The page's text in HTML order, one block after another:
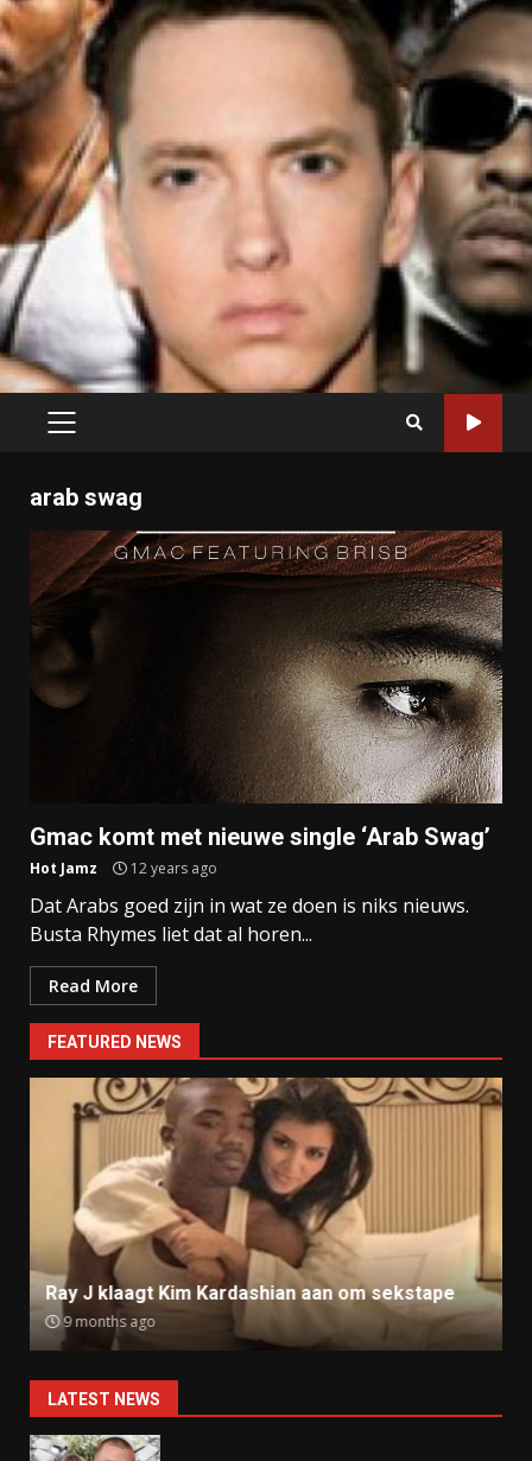
PRIMARY
arab swag
Gmac komt met nieuwe single ‘Arab Swag’
Hot Jamz 12 years ago
Dat Arabs goed zijn in wat ze doen is niks nieuws.
Busta Rhymes liet dat al horen...
Read More
FEATURED NEWS
Ray J klaagt Kim Kardashian aan om sekstape
9 months ago
LATEST NEWS